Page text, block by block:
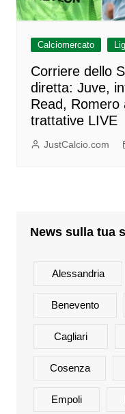
Calciomercato
Corriere dello
diretta: Juve,
Read, Romero
trattative LIVE
JustCalcio.com
News sulla tua
Alessandria
Benevento
Cagliari
Cosenza
Empoli